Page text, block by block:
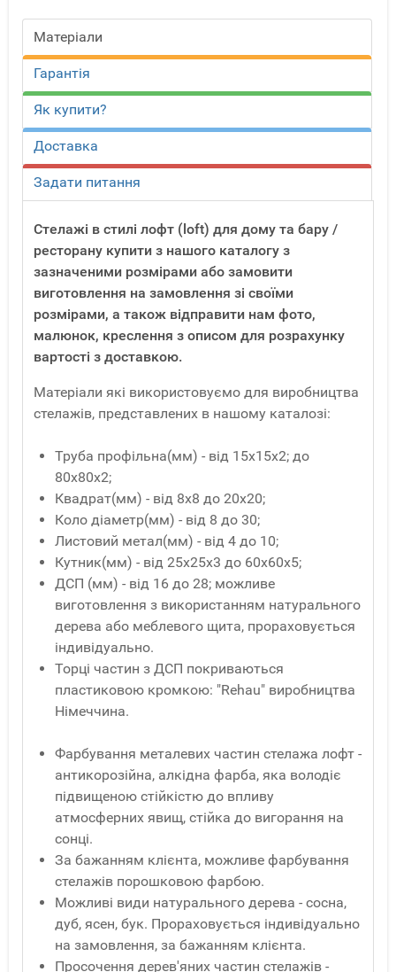
Матеріали
Гарантія
Як купити?
Доставка
Задати питання
Стелажі в стилі лофт (loft) для дому та бару /
ресторану купити з нашого каталогу з
зазначеними розмірами або замовити
виготовлення на замовлення зі своїми
розмірами, а також відправити нам фото,
малюнок, креслення з описом для розрахунку
вартості з доставкою.
Матеріали які використовуємо для виробництва
стелажів, представлених в нашому каталозі:
Труба профільна(мм) - від 15x15x2; до
80x80x2;
Квадрат(мм) - від 8x8 до 20x20;
Коло діаметр(мм) - від 8 до 30;
Листовий метал(мм) - від 4 до 10;
Кутник(мм) - від 25x25x3 до 60x60x5;
ДСП (мм) - від 16 до 28; можливе
виготовлення з використанням натурального
дерева або меблевого щита, прораховується
індивідуально.
Торці частин з ДСП покриваються
пластиковою кромкою: "Rehau" виробництва
Німеччина.
Фарбування металевих частин стелажа лофт -
антикорозійна, алкідна фарба, яка володіє
підвищеною стійкістю до впливу
атмосферних явищ, стійка до вигорання на
сонці.
За бажанням клієнта, можливе фарбування
стелажів порошковою фарбою.
Можливі види натурального дерева - сосна,
дуб, ясен, бук. Прораховується індивідуально
на замовлення, за бажанням клієнта.
Просочення дерев'яних частин стелажів -